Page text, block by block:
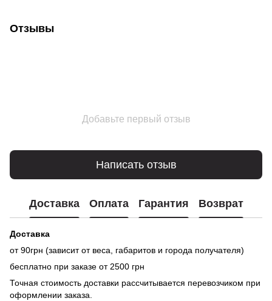
Отзывы
Добавьте первый отзыв
Написать отзыв
Доставка Оплата Гарантия Возврат
Доставка
от 90грн (зависит от веса, габаритов и города получателя)
бесплатно при заказе от 2500 грн
Точная стоимость доставки рассчитывается перевозчиком при
оформлении заказа.